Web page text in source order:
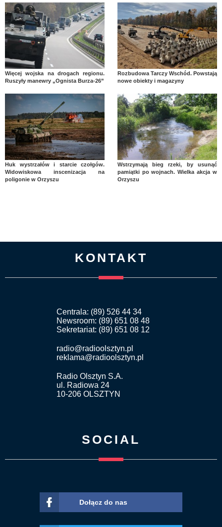
Więcej wojska na drogach regionu.
Ruszyły manewry „Ognista Burza-26”
Rozbudowa Tarczy Wschód. Powstają
nowe obiekty i magazyny
Huk wystrzałów i starcie czołgów.
Widowiskowa inscenizacja na
poligonie w Orzyszu
Wstrzymają bieg rzeki, by usunąć
pamiątki po wojnach. Wielka akcja w
Orzyszu
KONTAKT
Centrala: (89) 526 44 34
Newsroom: (89) 651 08 48
Sekretariat: (89) 651 08 12
radio@radioolsztyn.pl
reklama@radioolsztyn.pl
Radio Olsztyn S.A.
ul. Radiowa 24
10-206 OLSZTYN
SOCIAL
Dołącz do nas